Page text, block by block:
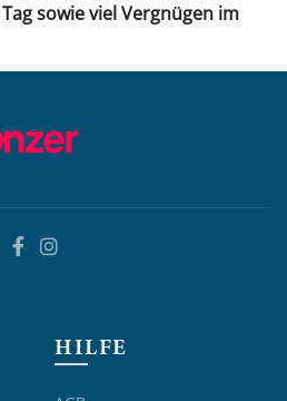
sowie viel Vergnügen im
HILFE